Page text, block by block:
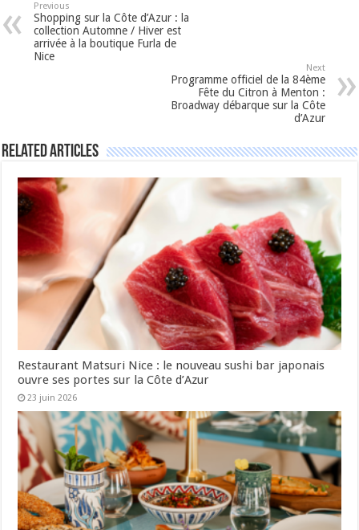
Previous
Shopping sur la Côte d’Azur : la
collection Automne / Hiver est
arrivée à la boutique Furla de
Nice
Next
Programme officiel de la 84ème
Fête du Citron à Menton :
Broadway débarque sur la Côte
d’Azur
Related Articles
Restaurant Matsuri Nice : le nouveau sushi bar japonais
ouvre ses portes sur la Côte d’Azur
23 juin 2026